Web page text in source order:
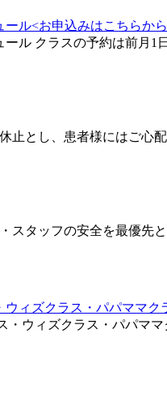
ル<お申込みはこちらか
ール クラスの予約は前月
止とし、患者様にはご心
スタッフの安全を最優先
ウィズクラス・パパママ
・ウィズクラス・パパマ